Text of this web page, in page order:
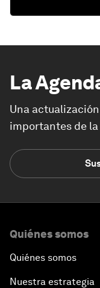
La
Una
importantes de
Quiénes somos
Quiénes somos
Nuestra estrategia